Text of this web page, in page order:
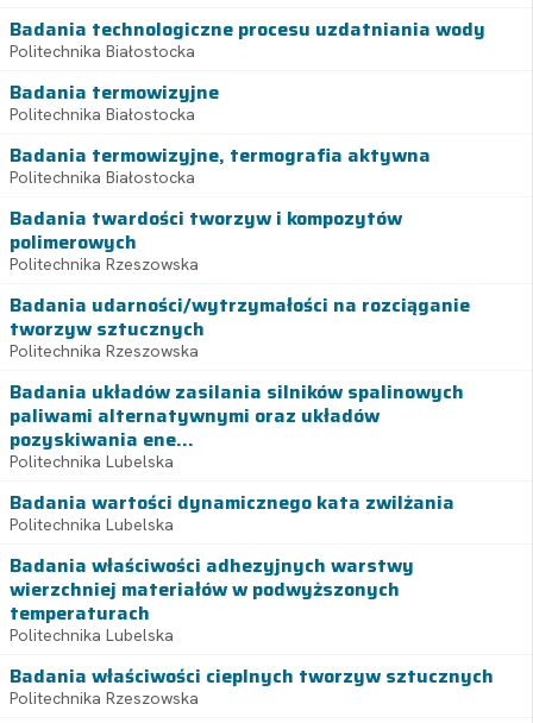
Badania technologiczne procesu uzdatniania wody
Politechnika Białostocka
Badania termowizyjne
Politechnika Białostocka
Badania termowizyjne, termografia aktywna
Politechnika Białostocka
Badania twardości tworzyw i kompozytów
polimerowych
Politechnika Rzeszowska
Badania udarności/wytrzymałości na rozciąganie
tworzyw sztucznych
Politechnika Rzeszowska
Badania układów zasilania silników spalinowych
paliwami alternatywnymi oraz układów
pozyskiwania ene...
Politechnika Lubelska
Badania wartości dynamicznego kata zwilżania
Politechnika Lubelska
Badania właściwości adhezyjnych warstwy
wierzchniej materiałów w podwyższonych
temperaturach
Politechnika Lubelska
Badania właściwości cieplnych tworzyw sztucznych
Politechnika Rzeszowska